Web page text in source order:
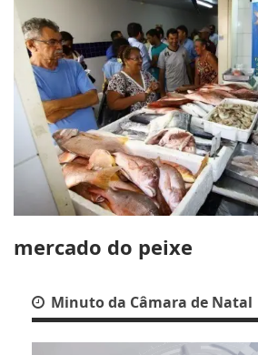
mercado do peixe
Minuto da Câmara de Natal